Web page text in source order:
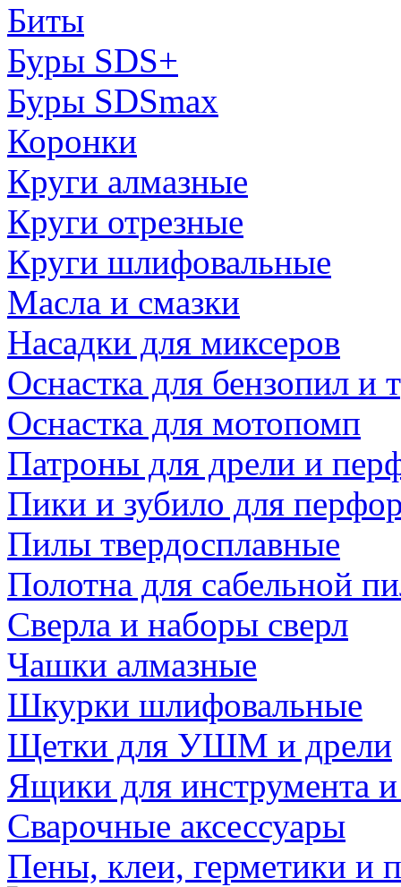
Биты
Буры SDS+
Буры SDSmax
Коронки
Круги алмазные
Круги отрезные
Круги шлифовальные
Масла и смазки
Насадки для миксеров
Оснастка для бензопил и
Оснастка для мотопомп
Патроны для дрели и
Пики и зубило для
Пилы твердосплавные
Полотна для сабельной
Сверла и наборы сверл
Чашки алмазные
Шкурки шлифовальные
Щетки для УШМ и дрели
Ящики для инструмента
Сварочные аксессуары
Пены, клеи, герметики и